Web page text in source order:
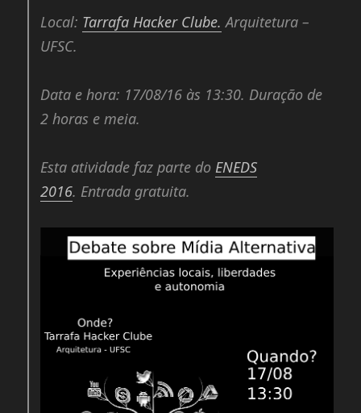
Local: Tarrafa Hacker Clube. Arquitetura –
UFSC.
Data e hora: 17/08/16 às 13:30. Duração de
2 horas e meia.
Esta atividade faz parte do ENEDS
2016. Entrada gratuita.